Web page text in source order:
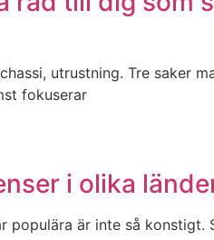
utrustning. Tre saker
fokuserar
i olika
är inte så konstigt.